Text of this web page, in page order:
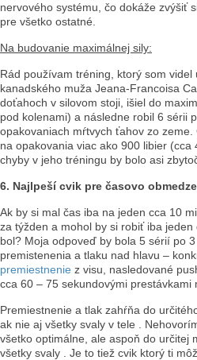
nervového systému, čo dokáže zvýšiť
pre všetko ostatné.
Na budovanie maximálnej sily:
Rád používam tréning, ktorý som videl
kanadského muža Jeana-Francoisa
doťahoch v silovom stoji, išiel do
pod kolenami) a následne robil 6 sérii
opakovaniach mŕtvych ťahov zo zeme.
na opakovania viac ako 900 libier (cca
chyby v jeho tréningu by bolo asi
6. Najlpeší cvik pre časovo
Ak by si mal čas iba na jeden cca 10
za týžden a mohol by si robiť iba jeden
bol? Moja odpoveď by bola 5 sérií po
premistenenia a tlaku nad hlavu –
premiestnenie z visu, nasledované
cca 60 – 75 sekundovými prestávkami
Premiestnenie a tlak zahŕňa do
ak nie aj všetky svaly v tele .
všetko optimálne, ale aspoň do určitej
všetky svaly . Je to tiež cvik ktorý ti